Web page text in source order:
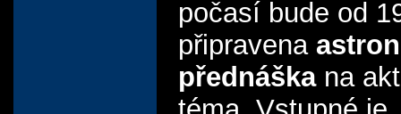
počasí bude od
připravena
přednáškana